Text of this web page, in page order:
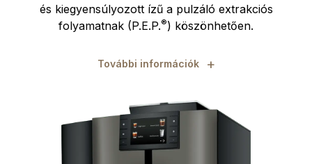
és kiegyensúlyozott ízű a pulzáló extrakciós
folyamatnak (P.E.P.®) köszönhetően.
További információk +